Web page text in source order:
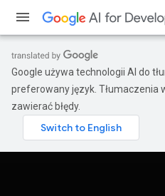
Google używa technologii AI do
preferowany język. Tłumaczenia
zawierać błędy.